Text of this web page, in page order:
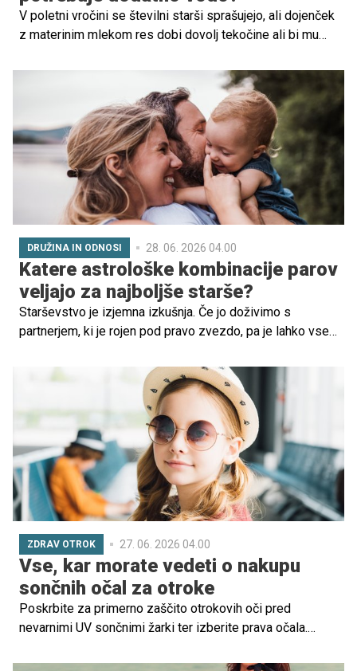
V poletni vročini se številni starši sprašujejo, ali dojenček
z materinim mlekom res dobi dovolj tekočine ali bi mu
se namreč pogosto pojavi skrb, da bi otrok lahko
dehidriral. Kako je z dojenjem in hidracijo v vročih dneh,
pojasnjuje predsednica Društva svetovalcev za laktacijo
in dojenje Slovenije, Cvetka Skale.
DRUŽINA IN ODNOSI 28. 06. 2026 04.00
Katere astrološke kombinacije parov
veljajo za najboljše starše?
Starševstvo je izjemna izkušnja. Če jo doživimo s
partnerjem, ki je rojen pod pravo zvezdo, pa je lahko vse
znamenj so najprimernejše za skupno starševstvo.
ZDRAV OTROK 27. 06. 2026 04.00
Vse, kar morate vedeti o nakupu
sončnih očal za otroke
Poskrbite za primerno zaščito otrokovih oči pred
nevarnimi UV sončnimi žarki ter izberite prava očala.